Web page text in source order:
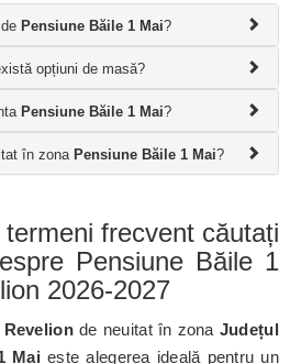
Pensiune Băile 1 Mai?
opțiuni de masă?
Pensiune Băile 1 Mai?
în zona Pensiune Băile 1 Mai?
frecvent căutați
Pensiune Băile 1
2026-2027
Revelionde neuitat în zona Județul
Mai este alegerea ideală pentru un